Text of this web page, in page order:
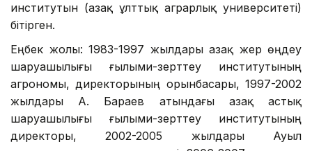
институтын (Қазақ ұлттық аграрлық университеті)
бітірген.
Еңбек жолы: 1983-1997 жылдары Қазақ жер өңдеу
шаруашылығы ғылыми-зерттеу институтының
агрономы, директорының орынбасары, 1997-2002
жылдары А. Бараев атындағы Қазақ астық
шаруашылығы ғылыми-зерттеу институтының
директоры, 2002-2005 жылдары Ауыл